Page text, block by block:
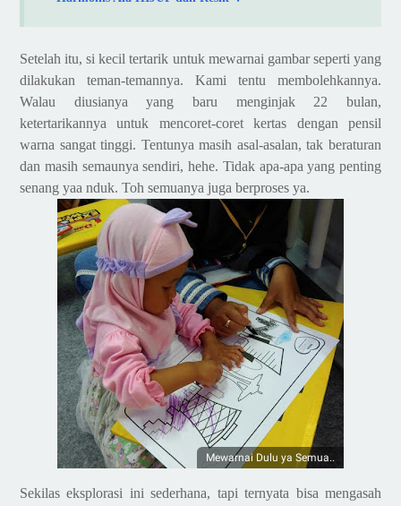
Setelah itu, si kecil tertarik untuk mewarnai gambar seperti yang
dilakukan teman-temannya. Kami tentu membolehkannya.
Walau diusianya yang baru menginjak 22 bulan,
ketertarikannya untuk mencoret-coret kertas dengan pensil
warna sangat tinggi. Tentunya masih asal-asalan, tak beraturan
dan masih semaunya sendiri, hehe. Tidak apa-apa yang penting
senang yaa nduk. Toh semuanya juga berproses ya.
Mewarnai Dulu ya Semua..
Sekilas eksplorasi ini sederhana, tapi ternyata bisa mengasah